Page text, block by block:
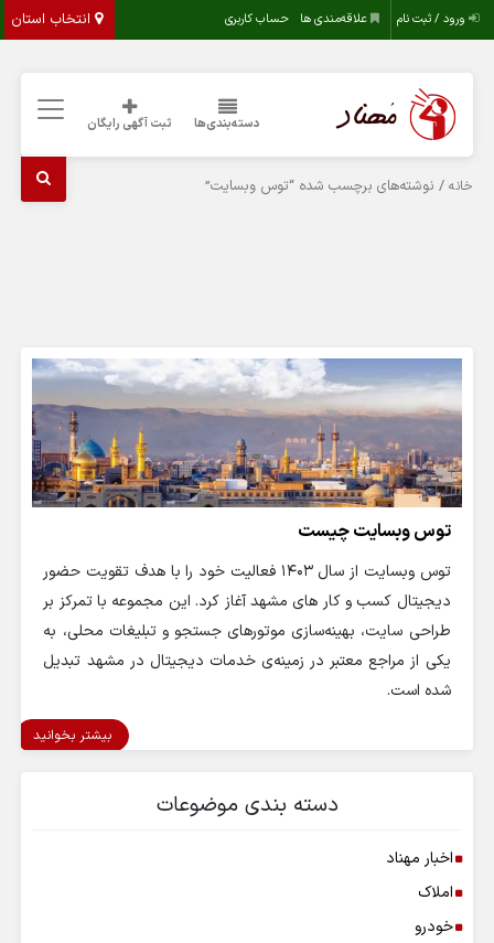
انتخاب استان ورود / ثبت نام علاقه‌مندی ها حساب کاربری
دسته‌بندی‌ها ثبت آگهی رایگان
خانه / نوشته‌های برچسب شده “توس وبسایت”
توس وبسایت چیست
توس وبسایت از سال ۱۴۰۳ فعالیت خود را با هدف تقویت حضور
دیجیتال کسب‌ و کار های مشهد آغاز کرد. این مجموعه با تمرکز بر
طراحی سایت، بهینه‌سازی موتورهای جستجو و تبلیغات محلی، به
یکی از مراجع معتبر در زمینه‌ی خدمات دیجیتال در مشهد تبدیل
شده است.
بیشتر بخوانید
دسته بندی موضوعات
اخبار مهناد
املاک
خودرو